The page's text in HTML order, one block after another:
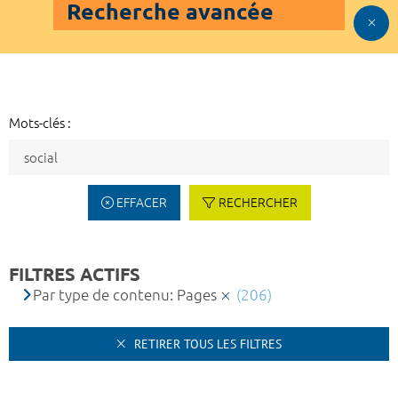
Recherche avancée
Mots-clés :
EFFACER RECHERCHER
FILTRES ACTIFS
Par type de contenu: Pages (206)
RETIRER TOUS LES FILTRES